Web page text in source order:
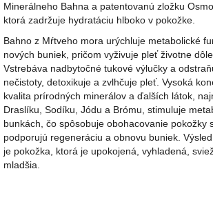
Minerálneho Bahna a patentovanú zložku
ktorá zadržuje hydratáciu hlboko v pokožke.
Bahno z Mŕtveho mora urýchluje metabolické
nových buniek, pričom vyživuje pleť životne
Vstrebáva nadbytočné tukové výlučky a
nečistoty, detoxikuje a zvlhčuje pleť. Vysoká
kvalita prírodných minerálov a ďalších látok,
Draslíku, Sodíku, Jódu a Brómu, stimuluje
bunkách, čo spôsobuje obohacovanie pokožky
podporujú regeneráciu a obnovu buniek.
je pokožka, ktorá je upokojená, vyhladená,
mladšia.